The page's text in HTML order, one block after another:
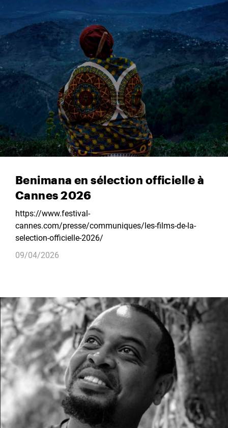
Benimana en sélection officielle à
Cannes 2026
https://www.festival-
cannes.com/presse/communiques/les-films-de-la-
selection-officielle-2026/
09/04/2026